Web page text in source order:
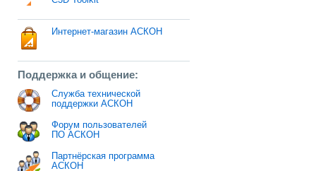
Интернет-магазин АСКОН
Поддержка и общение:
Служба технической
поддержки АСКОН
Форум пользователей
ПО АСКОН
Партнёрская программа
АСКОН